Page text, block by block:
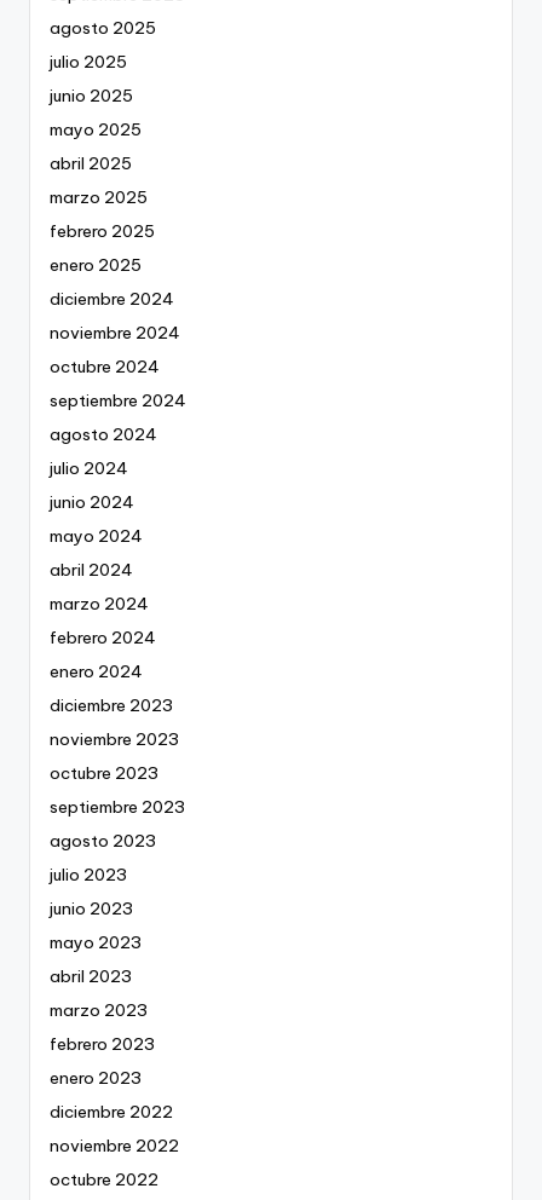
agosto 2025
julio 2025
junio 2025
mayo 2025
abril 2025
marzo 2025
febrero 2025
enero 2025
diciembre 2024
noviembre 2024
octubre 2024
septiembre 2024
agosto 2024
julio 2024
junio 2024
mayo 2024
abril 2024
marzo 2024
febrero 2024
enero 2024
diciembre 2023
noviembre 2023
octubre 2023
septiembre 2023
agosto 2023
julio 2023
junio 2023
mayo 2023
abril 2023
marzo 2023
febrero 2023
enero 2023
diciembre 2022
noviembre 2022
octubre 2022